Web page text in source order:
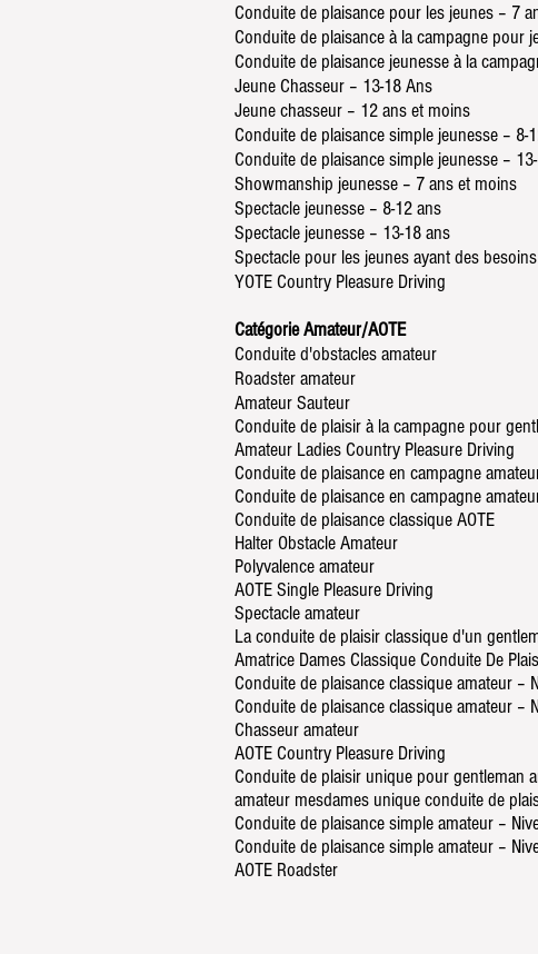
Conduite de plaisance pour les jeunes – 7
Conduite de plaisance à la campagne pour
Conduite de plaisance jeunesse à la
Jeune Chasseur – 13-18 Ans
Jeune chasseur – 12 ans et moins
Conduite de plaisance simple jeunesse – 8-
Conduite de plaisance simple jeunesse –
Showmanship jeunesse – 7 ans et moins
Spectacle jeunesse – 8-12 ans
Spectacle jeunesse – 13-18 ans
Spectacle pour les jeunes ayant des
YOTE Country Pleasure Driving
Catégorie Amateur/AOTE
Conduite d'obstacles amateur
Roadster amateur
Amateur Sauteur
Conduite de plaisir à la campagne pour
Amateur Ladies Country Pleasure Driving
Conduite de plaisance en campagne
Conduite de plaisance en campagne
Conduite de plaisance classique AOTE
Halter Obstacle Amateur
Polyvalence amateur
AOTE Single Pleasure Driving
Spectacle amateur
La conduite de plaisir classique d'un
Amatrice Dames Classique Conduite De
Conduite de plaisance classique amateur –
Conduite de plaisance classique amateur –
Chasseur amateur
AOTE Country Pleasure Driving
Conduite de plaisir unique pour gentleman
amateur mesdames unique conduite de
Conduite de plaisance simple amateur –
Conduite de plaisance simple amateur –
AOTE Roadster